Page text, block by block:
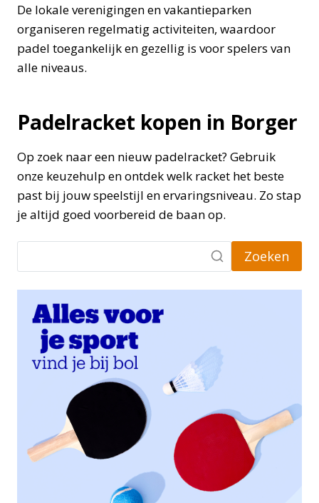
De lokale verenigingen en vakantieparken
organiseren regelmatig activiteiten, waardoor
padel toegankelijk en gezellig is voor spelers van
alle niveaus.
Padelracket kopen in Borger
Op zoek naar een nieuw padelracket? Gebruik
onze keuzehulp en ontdek welk racket het beste
past bij jouw speelstijl en ervaringsniveau. Zo stap
je altijd goed voorbereid de baan op.
Zoeken